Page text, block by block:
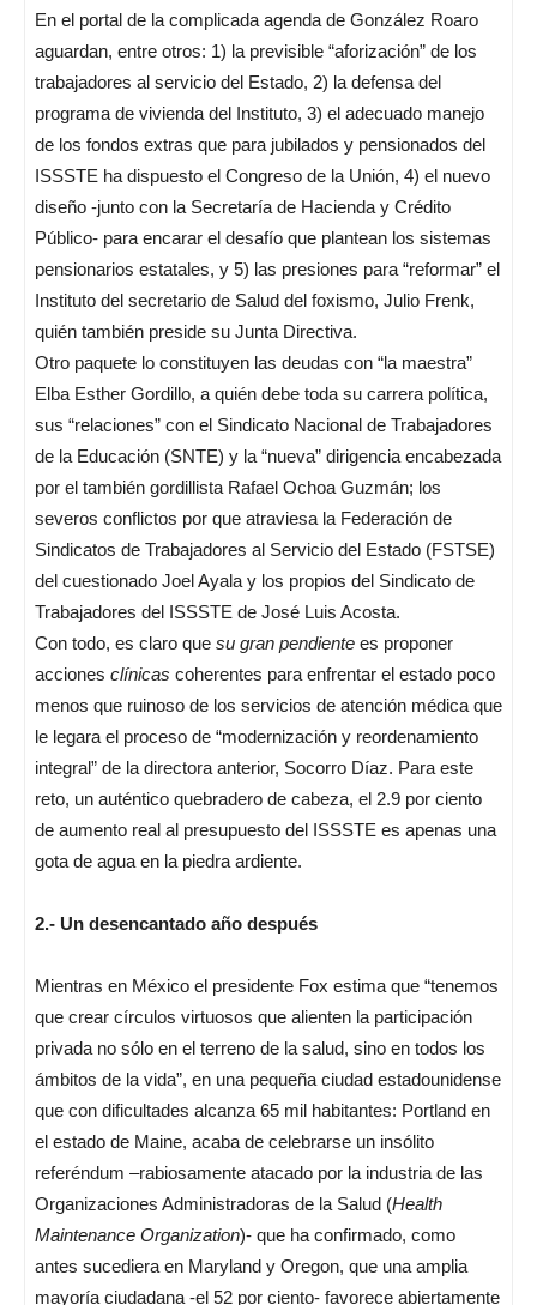
En el portal de la complicada agenda de González Roaro
aguardan, entre otros: 1) la previsible “aforización” de los
trabajadores al servicio del Estado, 2) la defensa del
programa de vivienda del Instituto, 3) el adecuado manejo
de los fondos extras que para jubilados y pensionados del
ISSSTE ha dispuesto el Congreso de la Unión, 4) el nuevo
diseño -junto con la Secretaría de Hacienda y Crédito
Público- para encarar el desafío que plantean los sistemas
pensionarios estatales, y 5) las presiones para “reformar” el
Instituto del secretario de Salud del foxismo, Julio Frenk,
quién también preside su Junta Directiva.
Otro paquete lo constituyen las deudas con “la maestra”
Elba Esther Gordillo, a quién debe toda su carrera política,
sus “relaciones” con el Sindicato Nacional de Trabajadores
de la Educación (SNTE) y la “nueva” dirigencia encabezada
por el también gordillista Rafael Ochoa Guzmán; los
severos conflictos por que atraviesa la Federación de
Sindicatos de Trabajadores al Servicio del Estado (FSTSE)
del cuestionado Joel Ayala y los propios del Sindicato de
Trabajadores del ISSSTE de José Luis Acosta.
Con todo, es claro que su gran pendiente es proponer
acciones clínicas coherentes para enfrentar el estado poco
menos que ruinoso de los servicios de atención médica que
le legara el proceso de “modernización y reordenamiento
integral” de la directora anterior, Socorro Díaz. Para este
reto, un auténtico quebradero de cabeza, el 2.9 por ciento
de aumento real al presupuesto del ISSSTE es apenas una
gota de agua en la piedra ardiente.
2.- Un desencantado año después
Mientras en México el presidente Fox estima que “tenemos
que crear círculos virtuosos que alienten la participación
privada no sólo en el terreno de la salud, sino en todos los
ámbitos de la vida”, en una pequeña ciudad estadounidense
que con dificultades alcanza 65 mil habitantes: Portland en
el estado de Maine, acaba de celebrarse un insólito
referéndum –rabiosamente atacado por la industria de las
Organizaciones Administradoras de la Salud (Health
Maintenance Organization)- que ha confirmado, como
antes sucediera en Maryland y Oregon, que una amplia
mayoría ciudadana -el 52 por ciento- favorece abiertamente